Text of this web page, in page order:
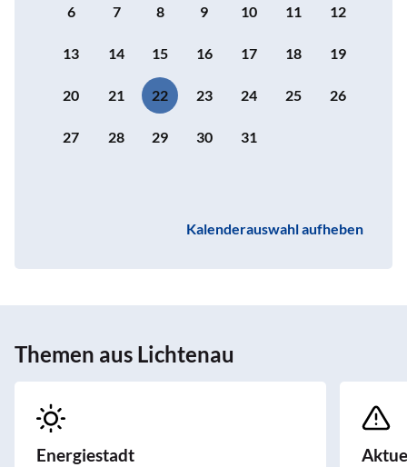
6 7 8 9 10 11 12
13 14 15 16 17 18 19
20 21 22 23 24 25 26
27 28 29 30 31
Kalenderauswahl aufheben
Themen aus Lichtenau
Energiestadt